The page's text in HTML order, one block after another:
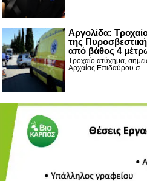
Αργολίδα:
της
από βάθος 4
Τροχαίο ατύχημα,
Αρχαίας Επιδαύρου σ...